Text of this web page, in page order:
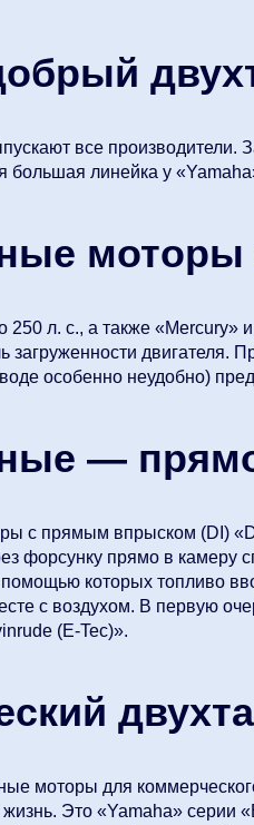
все производители.
большая линейка у
моторы
250 л. с., а также
загруженности
особенно неудобно)
—
с прямым впрыском (DI)
форсунку прямо в камеру
которых топливо
с воздухом. В первую
(E-Tec)».
моторы для
Это «Yamaha» серии